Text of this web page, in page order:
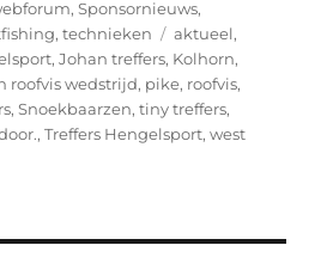
,Sponsornieuws,
,technieken Tags
aktueel,
,Johan treffers, Kolhorn,
roofvis wedstrijd, pike, roofvis,
,Snoekbaarzen,tiny treffers,
,Treffers Hengelsport,west